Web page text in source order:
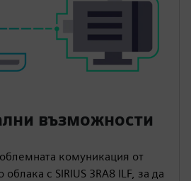
възможности
комуникация от
с SIRIUS 3RA8 ILF, за да